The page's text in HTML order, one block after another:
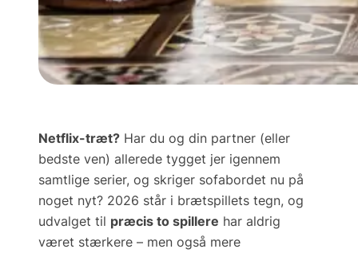
Netflix-træt? Har du og din partner (eller
bedste ven) allerede tygget jer igennem
samtlige serier, og skriger sofabordet nu på
noget nyt? 2026 står i brætspillets tegn, og
udvalget til præcis to spillere har aldrig
været stærkere – men også mere